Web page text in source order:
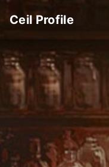
Ceil Profile